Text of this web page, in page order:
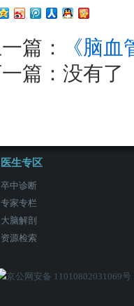
一篇：
《脑
篇：没有了
医生专区
卒中诊断
专家专栏
大脑解剖
资源检索
京公网安备 11010802031069号